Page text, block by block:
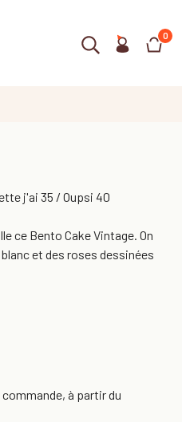
0
j'ai 35 / Oupsi 40
ce Bento Cake Vintage. On
et des roses dessinées
à partir du